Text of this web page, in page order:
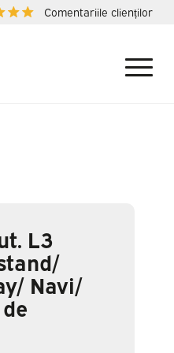
Comentariile clienților
L3
Navi/